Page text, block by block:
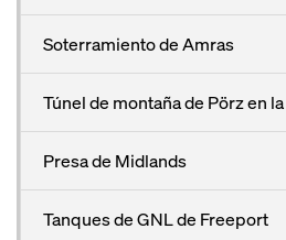
Soterramiento de Amras
Túnel de montaña de Pörz en
Presa de Midlands
Tanques de GNL de Freeport